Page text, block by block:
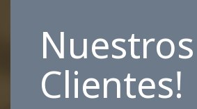
Nuestros
Clientes!